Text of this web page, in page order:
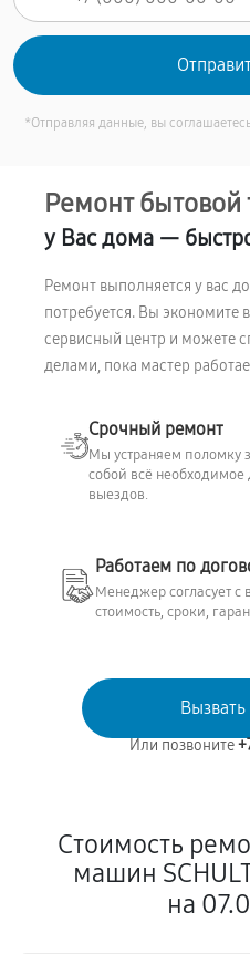
*Отправляя данные, вы
Ремонт бытовой
у Вас дома —
Ремонт выполняется у вас
потребуется. Вы экономите
сервисный центр и можете
делами, пока мастер
Или позвоните
Срочный ремонт
Мы устраняем поломку
собой всё
выездов.
Работаем по
Менеджер согласует с
стоимость, сроки,
Стоимость
машин
на